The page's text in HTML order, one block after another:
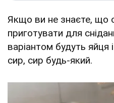
Якщо ви не знаєте, що
приготувати для
варіантом будуть яйця
сир, сир будь-який.